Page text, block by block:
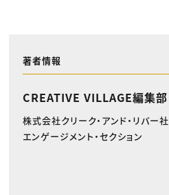
著者情報
CREATIVE VILLAGE編集部
株式会社クリーク・アンド・リバー社
エンゲージメント・セクション